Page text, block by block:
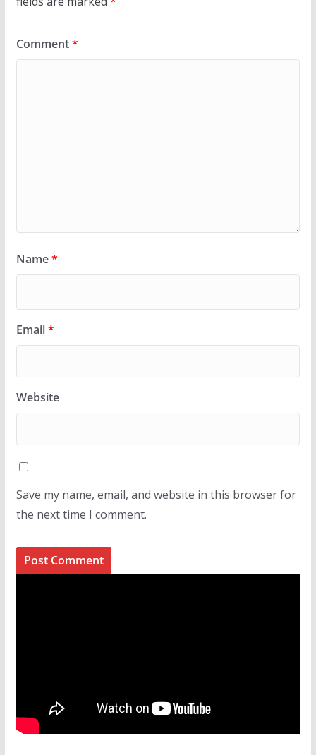
Comment*
Name*
Email*
Website
Save my name, email, and website in this browser for
the next time I comment.